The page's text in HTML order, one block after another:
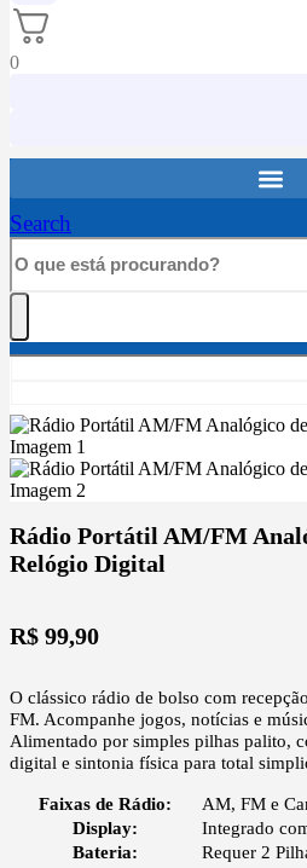
0
Search
Rádio Portátil AM/FM
Relógio Digital
R$ 99,90
O clássico rádio de bolso com
FM. Acompanhe jogos, notícias e
Alimentado por simples pilhas palito,
digital e sintonia física para total
Faixas de Rádio:
AM, FM e
Display:
Integrado
Bateria:
Requer 2